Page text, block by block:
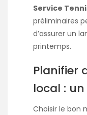
Service
préliminaires
d’assurer un
printemps.
Planifier
local :
Choisir le bon